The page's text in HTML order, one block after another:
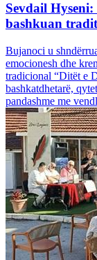
Sevdail
bashkuan
Bujanoci u
emocionesh dhe
tradicional “Ditët e
bashkatdhetarë,
pandashme me